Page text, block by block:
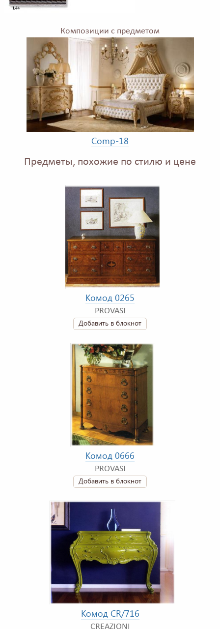
Композиции с предметом
Comp-18
Предметы, похожие по стилю и цене
Комод 0265
PROVASI
Добавить в блокнот
Комод 0666
PROVASI
Добавить в блокнот
Комод CR/716
CREAZIONI